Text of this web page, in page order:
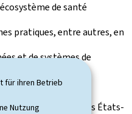
für ihren Betrieb
Nutzung
de santé
pratiques, entre autres, en
et de systèmes de
à identifier des
le Luxembourg et les États-